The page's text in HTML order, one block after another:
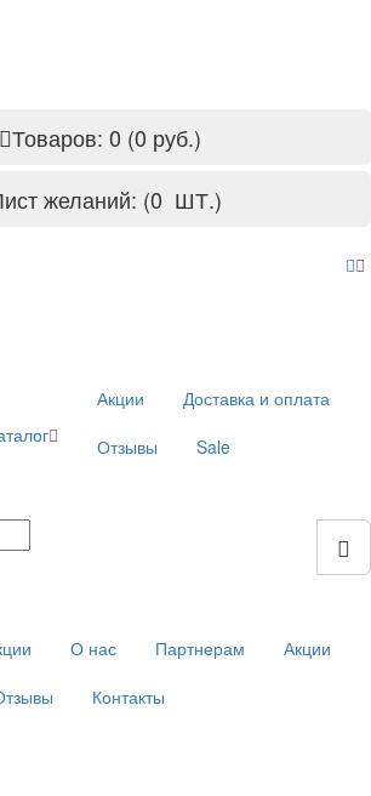
Товаров: 0 (0 руб.)
желаний: (0 ШТ.)
Акции
Доставка и оплата
Отзывы
Sale
О нас Партнерам
Акции
Контакты